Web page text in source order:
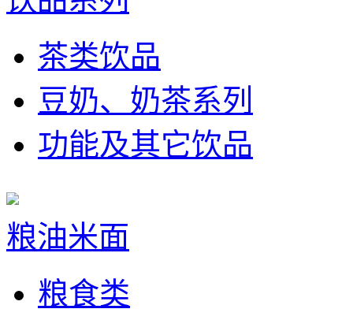
茶类饮品
豆奶、奶茶系列
功能及其它饮品
粮油米面
粮食类